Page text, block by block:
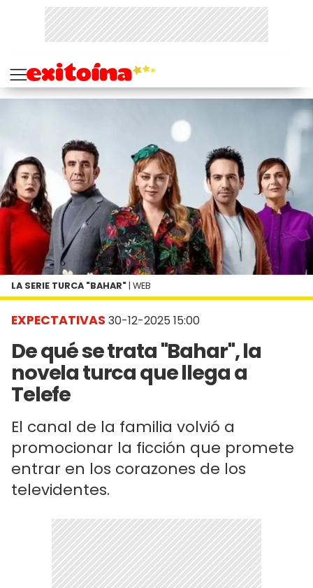
EXPECTATIVAS 30-12-2025 15:00
De qué se trata "Bahar", la
novela turca que llega a
Telefe
El canal de la familia volvió a
promocionar la ficción que promete
entrar en los corazones de los
televidentes.
LA SERIE TURCA "BAHAR" | WEB